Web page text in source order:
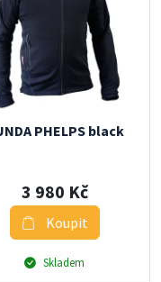
PHELPS black
3 980 Kč
Koupit
Skladem